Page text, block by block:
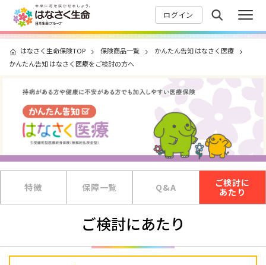
ログイン
はなさく生命保険TOP 保険商品一覧
かんたん告知 はなさく医療
かんたん告知 はなさく医療をご検討の方へ
特徴 保障一覧 Q&A
ご検討に
あたり
ご検討にあたり